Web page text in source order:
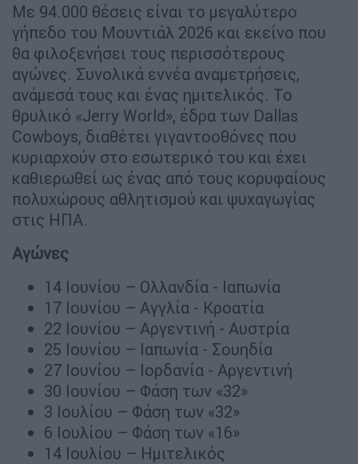
Με 94.000 θέσεις είναι το μεγαλύτερο
γήπεδο του Μουντιάλ 2026 και εκείνο που
θα φιλοξενήσει τους περισσότερους
αγώνες. Συνολικά εννέα αναμετρήσεις,
ανάμεσά τους και ένας ημιτελικός. Το
θρυλικό «Jerry World», έδρα των Dallas
Cowboys, διαθέτει γιγαντοοθόνες που
κυριαρχούν στο εσωτερικό του και έχει
καθιερωθεί ως ένας από τους κορυφαίους
πολυχώρους αθλητισμού και ψυχαγωγίας
στις ΗΠΑ.
Αγώνες
14 Ιουνίου – Ολλανδία - Ιαπωνία
17 Ιουνίου – Αγγλία - Κροατία
22 Ιουνίου – Αργεντινή - Αυστρία
25 Ιουνίου – Ιαπωνία - Σουηδία
27 Ιουνίου – Ιορδανία - Αργεντινή
30 Ιουνίου – Φάση των «32»
3 Ιουλίου – Φάση των «32»
6 Ιουλίου – Φάση των «16»
14 Ιουλίου – Ημιτελικός